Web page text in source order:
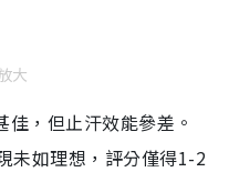
大
，但止汗效能參差。
未如理想，評分僅得1-2